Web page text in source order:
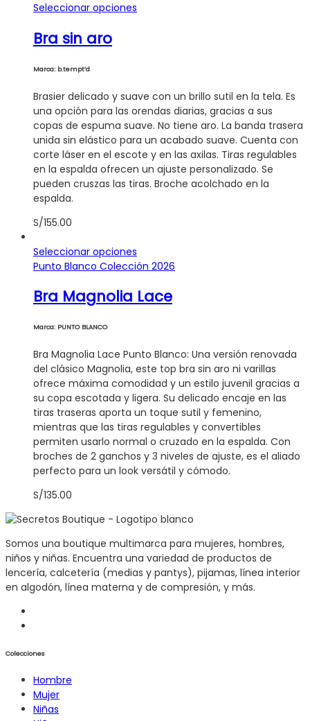
Seleccionar opciones
opciones
se
pueden
elegir
en
la
página
Bra sin aro
Marca: b.tempt’d
Brasier delicado y suave con un brillo sutil en la tela. Es
una opción para las orendas diarias, gracias a sus
copas de espuma suave. No tiene aro. La banda trasera
unida sin elástico para un acabado suave. Cuenta con
corte láser en el escote y en las axilas. Tiras regulables
en la espalda ofrecen un ajuste personalizado. Se
pueden cruszas las tiras. Broche acolchado en la
espalda.
S/155.00
Seleccionar opciones
producto
múltiples
variantes.
se
pueden
elegir
en
la
página
de
producto
Punto Blanco Colección 2026
Bra Magnolia Lace
Marca: PUNTO BLANCO
Bra Magnolia Lace Punto Blanco: Una versión renovada
del clásico Magnolia, este top bra sin aro ni varillas
ofrece máxima comodidad y un estilo juvenil gracias a
su copa escotada y ligera. Su delicado encaje en las
tiras traseras aporta un toque sutil y femenino,
mientras que las tiras regulables y convertibles
permiten usarlo normal o cruzado en la espalda. Con
broches de 2 ganchos y 3 niveles de ajuste, es el aliado
perfecto para un look versátil y cómodo.
S/135.00
Somos una boutique multimarca para mujeres, hombres,
niños y niñas. Encuentra una variedad de productos de
lencería, calcetería (medias y pantys), pijamas, línea interior
en algodón, línea materna y de compresión, y más.
Colecciones
Hombre
Mujer
Niñas